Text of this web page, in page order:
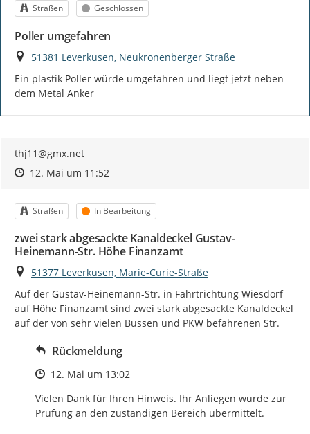
Kategorie
Straßen Status
Geschlossen
Poller umgefahren
Ort
51381 Leverkusen, Neukronenberger Straße
Ein plastik Poller würde umgefahren und liegt jetzt neben
dem Metal Anker
thj11@gmx.net
Zeitpunkt des Erstellens
Zeitpunkt des Erstellens
12. Mai um 11:52Zur Äußerung
Kategorie
Straßen Status
In Bearbeitung
zwei stark abgesackte Kanaldeckel Gustav-
Heinemann-Str. Höhe Finanzamt
Ort
51377 Leverkusen, Marie-Curie-Straße
Auf der Gustav-Heinemann-Str. in Fahrtrichtung Wiesdorf
auf Höhe Finanzamt sind zwei stark abgesackte Kanaldeckel
auf der von sehr vielen Bussen und PKW befahrenen Str.
Rückmeldung
Zeitpunkt des Erstellens
12. Mai um 13:02
Vielen Dank für Ihren Hinweis. Ihr Anliegen wurde zur
Prüfung an den zuständigen Bereich übermittelt.